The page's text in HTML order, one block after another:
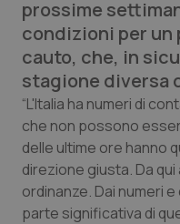
Campania
Emilia-Romagna
Friuli Venezia
Lazio
Liguria
Car-T
Colesterolo &
Dermatite
Diabete &
Disturbi
prossime
condizioni per un
cauto, che, in
stagione diversa
“L'Italia ha numeri di
che non possono
delle ultime ore hanno
direzione giusta. Da
ordinanze. Dai numeri
parte significativa di